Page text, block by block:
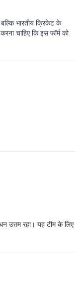
भारतीय क्रिकेट के
चाहिए कि इस फॉर्म को
उत्तम रहा। यह टीम के लिए